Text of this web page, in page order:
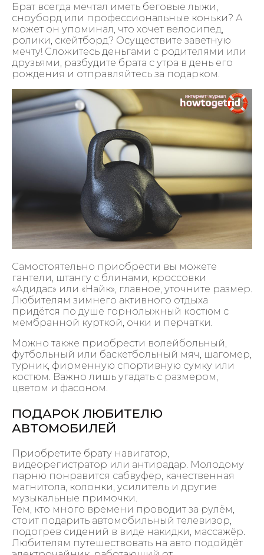
Брат всегда мечтал иметь беговые лыжи,
сноуборд или профессиональные коньки? А
может он упоминал, что хочет велосипед,
ролики, скейтборд? Осуществите заветную
мечту! Сложитесь деньгами с родителями или
друзьями, разбудите брата с утра в день его
рождения и отправляйтесь за подарком.
Самостоятельно приобрести вы можете
гантели, штангу с блинами, кроссовки
«Адидас» или «Найк», главное, уточните размер.
Любителям зимнего активного отдыха
придётся по душе горнолыжный костюм с
мембранной курткой, очки и перчатки.
Можно также приобрести волейбольный,
футбольный или баскетбольный мяч, шагомер,
турник, фирменную спортивную сумку или
костюм. Важно лишь угадать с размером,
цветом и фасоном.
ПОДАРОК ЛЮБИТЕЛЮ
АВТОМОБИЛЕЙ
Приобретите брату навигатор,
видеорегистратор или антирадар. Молодому
парню понравится сабвуфер, качественная
магнитола, колонки, усилитель и другие
музыкальные примочки.
Тем, кто много времени проводит за рулём,
стоит подарить автомобильный телевизор,
подогрев сидений в виде накидки, массажёр.
Любителям путешествовать на авто подойдёт